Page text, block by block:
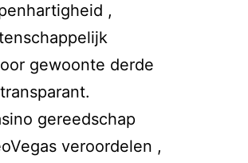
,
gewoonte derde
gereedschap
veroordelen ,